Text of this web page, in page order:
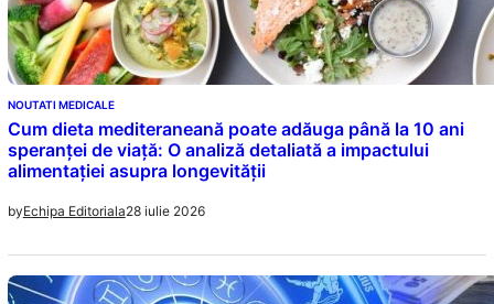
NOUTATI MEDICALE
Cum dieta mediteraneană poate adăuga până la 10 ani
speranței de viață: O analiză detaliată a impactului
alimentației asupra longevității
byEchipa Editoriala28 iulie 2026